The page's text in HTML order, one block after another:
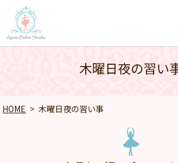
木曜日夜の習い
HOME 木曜日夜の習い事